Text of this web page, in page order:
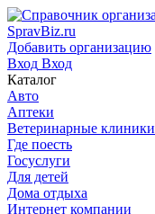
SpravBiz.ru
Добавить организацию
Вход Вход
Каталог
Авто
Аптеки
Ветеринарные клиники
Где поесть
Госуслуги
Для детей
Дома отдыха
Интернет компании